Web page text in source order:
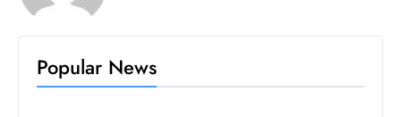
Popular News